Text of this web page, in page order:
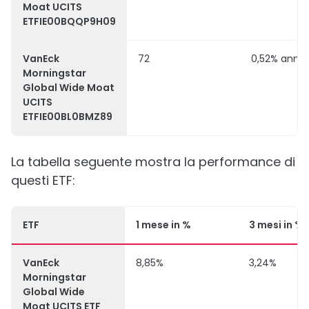
Moat UCITS
ETFIE00BQQP9H09
VanEck
Morningstar
Global Wide Moat
UCITS
ETFIE00BL0BMZ89
72 0,52%
La tabella seguente mostra la performance di
questi ETF:
ETF 1 mese in % 3 mesi in %
VanEck
Morningstar
Global Wide
Moat UCITS ETF
8,85% 3,24%